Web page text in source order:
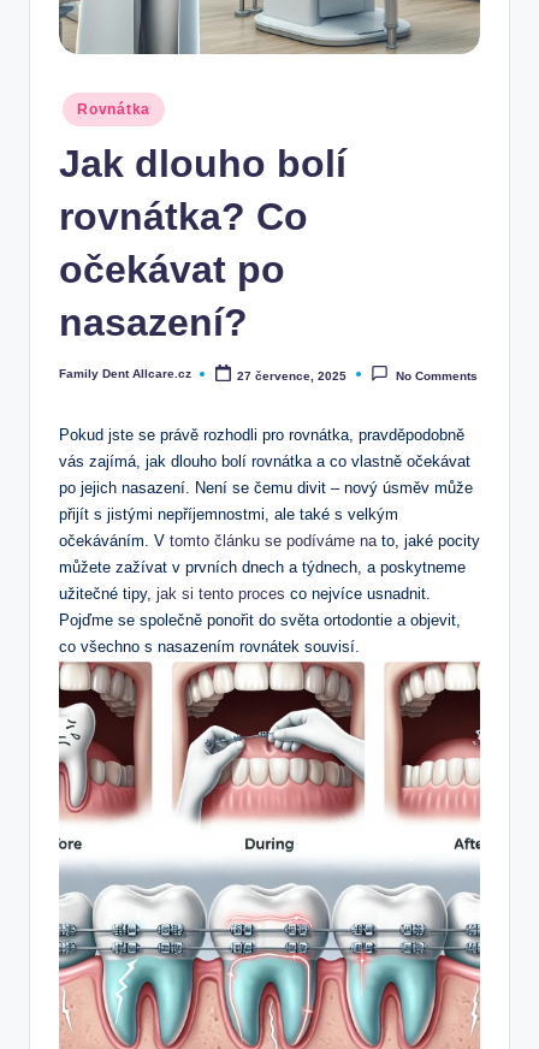
Posted
in
Rovnátka
Jak dlouho bolí
rovnátka? Co
očekávat po
nasazení?
Posted
Family Dent Allcare.cz 27 července, 2025 No Comments
Pokud jste se právě rozhodli pro rovnátka, pravděpodobně
vás zajímá, jak dlouho bolí rovnátka a co vlastně očekávat
po jejich nasazení. Není se čemu divit – nový úsměv může
přijít s jistými nepříjemnostmi, ale také s velkým
očekáváním. V tomto článku se podíváme nato, jaké pocity
můžete zažívat v prvních dnech a týdnech, a poskytneme
užitečné tipy, jak si tento proces co nejvíce usnadnit.
Pojďme se společně ponořit do světa ortodontie a objevit,
co všechno s nasazením rovnátek souvisí.